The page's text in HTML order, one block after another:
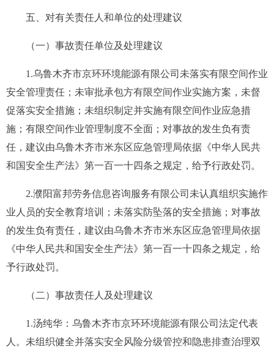
五、对有关责任人和单位的处理建议
（一）事故责任单位及处理建议
1.乌鲁木齐市京环环境能源有限公司 未落实有限空间作业
安全管理责任；未审批承包方有限空间作业实施方案，未督
促落实安全措施；未组织制定并实施有限空间作业应急措
施；有限空间作业管理制度不全面；对事故的发生负有责
任，建议由乌鲁木齐市米东区应急管理局依据 《中华人民共
和国安全生产法》第一百一十四条之规定，给予行政处罚。
2.濮阳富邦劳务信息咨询服务有限公司 未认真组织实施作
业人员的安全教育培训；未落实防坠落的安全措施；对事故
的发生负有责任，建议由乌鲁木齐市米东区应急管理局依据
《中华人民共和国安全生产法》 第一百一十四条之规定，给
予行政处罚。
（二）事故责任人及处理建议
1.汤纯华 ： 乌鲁木齐市京环环境能源有限公司法定代表
人。 未组织健全并落实安全风险分级管控和隐患排查治理双